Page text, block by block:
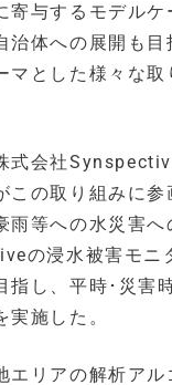
寄与するモデルケ
治体への展開も
マとした様々な取
式会社
この取り組みに参
雨等への水災害へ
の浸⽔被害モニ
指し、平時･災害
実施した。
エリアの解析アル